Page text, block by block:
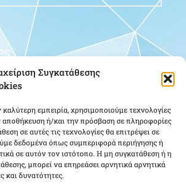
Συγκατάθεσης
εμπειρία, χρησιμοποιούμε τεχνολογίες
ή/και την πρόσβαση σε πληροφορίες
σε αυτές τις τεχνολογίες θα επιτρέψει σε
δεδομένα όπως συμπεριφορά περιήγησης ή
σε αυτόν τον ιστότοπο. Η μη συγκατάθεση ή η
μπορεί να επηρεάσει αρνητικά αρνητικά
και δυνατότητες.
για να αποδεχτείτε cookies
προώθησης και να